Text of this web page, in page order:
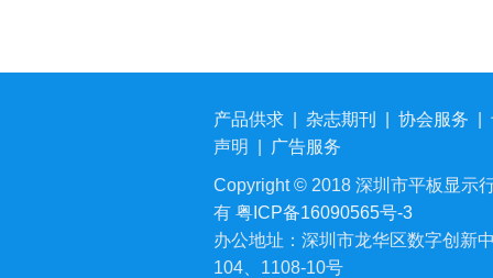
产品供求 杂志期刊 协会服务
声明
广告服务
Copyright © 2018 深圳市平板显示
有 粤ICP备16090565号-3
办公地址：深圳市龙华区数字创新
104、1108-10号